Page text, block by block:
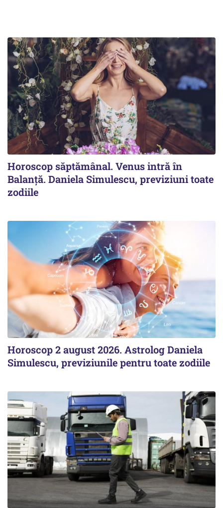
Horoscop săptămânal. Venus intră în
Balanță. Daniela Simulescu, previziuni toate
zodiile
Horoscop 2 august 2026. Astrolog Daniela
Simulescu, previziunile pentru toate zodiile